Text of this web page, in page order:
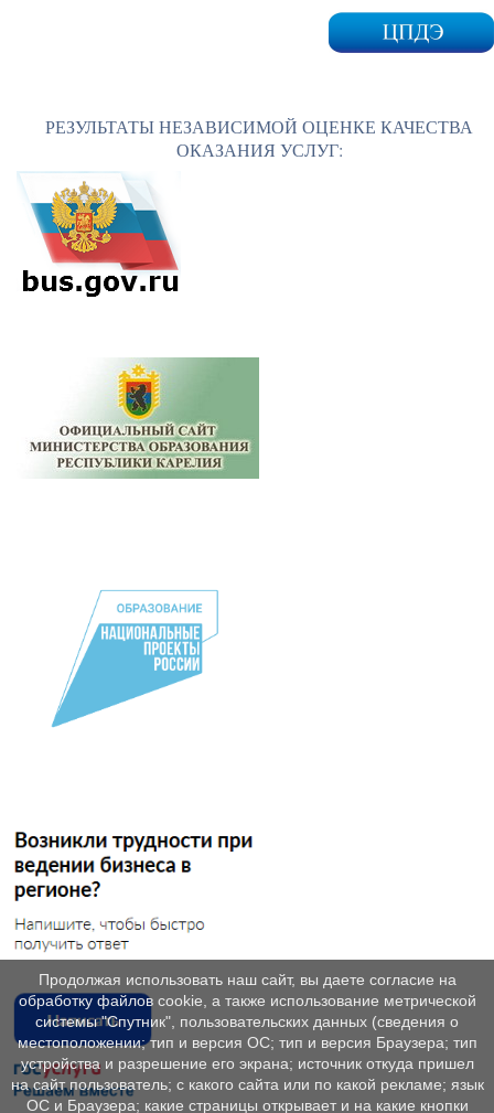
РЕЗУЛЬТАТЫ НЕЗАВИСИМОЙ ОЦЕНКЕ КАЧЕСТВА
ОКАЗАНИЯ УСЛУГ:
Продолжая использовать наш сайт, вы даете согласие на
обработку файлов cookie, а также использование метрической
системы "Спутник", пользовательских данных (сведения о
местоположении; тип и версия ОС; тип и версия Браузера; тип
устройства и разрешение его экрана; источник откуда пришел
на сайт пользователь; с какого сайта или по какой рекламе; язык
ОС и Браузера; какие страницы открывает и на какие кнопки